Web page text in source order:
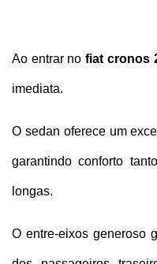
Ao entrar no fiat cronos
imediata.
O sedan oferece um
garantindo conforto
longas.
O entre-eixos generoso